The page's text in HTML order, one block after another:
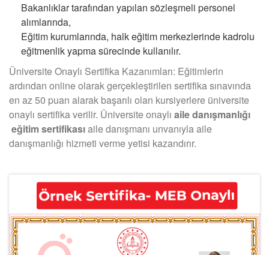
Bakanlıklar tarafından yapılan sözleşmeli personel
alımlarında,
Eğitim kurumlarında, halk eğitim merkezlerinde kadrolu
eğitmenlik yapma sürecinde kullanılır.
Üniversite Onaylı Sertifika Kazanımları: Eğitimlerin
ardından online olarak gerçekleştirilen sertifika sınavında
en az 50 puan alarak başarılı olan kursiyerlere üniversite
onaylı sertifika verilir. Üniversite onaylı aile danışmanlığı
eğitim sertifikasıaile danışmanı unvanıyla aile
danışmanlığı hizmeti verme yetisi kazandırır.